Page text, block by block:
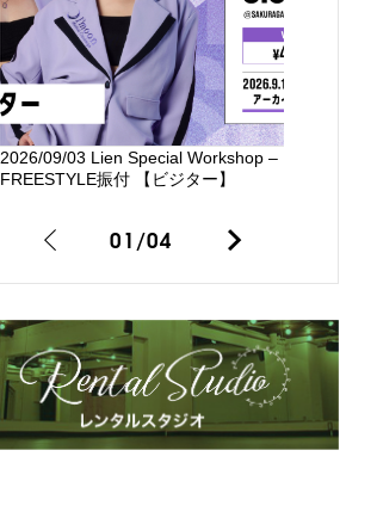
2026/09/03 Lien Special Workshop –
FREESTYLE振付 【ビジター】
01/04